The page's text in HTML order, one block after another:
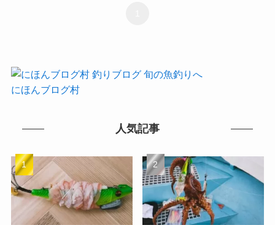
にほんブログ村
人気記事